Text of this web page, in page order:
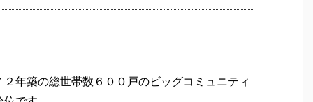
年築の総世帯数６００戸のビッグコミュニティ